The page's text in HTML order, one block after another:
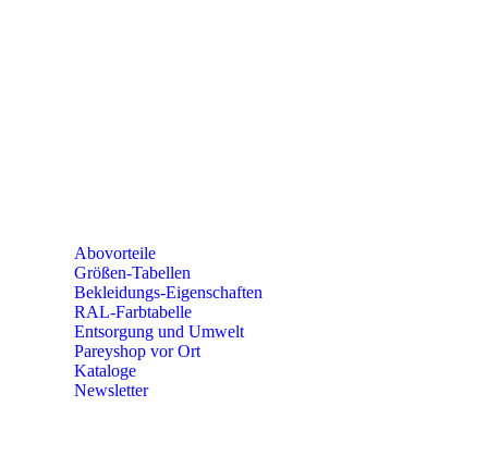
Abovorteile
Größen-Tabellen
Bekleidungs-Eigenschaften
RAL-Farbtabelle
Entsorgung und Umwelt
Pareyshop vor Ort
Kataloge
Newsletter